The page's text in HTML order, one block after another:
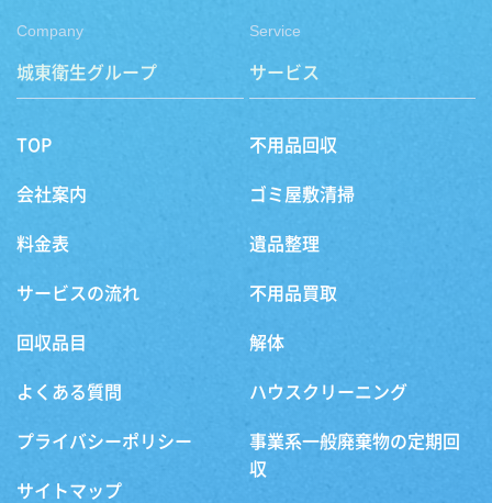
Company
城東衛生グループ
TOP
会社案内
料金表
サービスの流れ
回収品目
よくある質問
プライバシーポリシー
サイトマップ
Service
サービス
不用品回収
ゴミ屋敷清掃
遺品整理
不用品買取
解体
ハウスクリーニング
事業系一般廃棄物の定期回
収